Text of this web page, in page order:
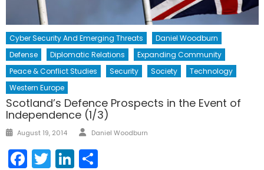
Cyber Security And Emerging Threats
Daniel Woodburn
Defense
Diplomatic Relations
Expanding Community
Peace & Conflict Studies
Security Society
Technology
Western Europe
Scotland’s Defence Prospects in the Event of
Independence (1/3)
Posted
August 19, 2014 Author
Daniel Woodburn
Facebook
TwitterLinkedIn